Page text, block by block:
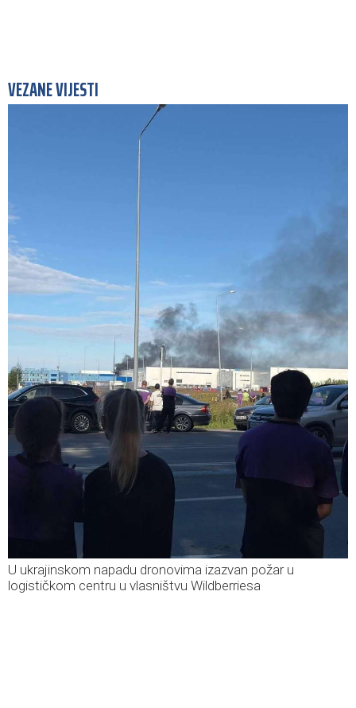
VEZANE VIJESTI
U ukrajinskom napadu dronovima izazvan požar u
logističkom centru u vlasništvu Wildberriesa